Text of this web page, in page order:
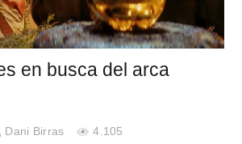
en busca del arca
Dani Birras 4.105